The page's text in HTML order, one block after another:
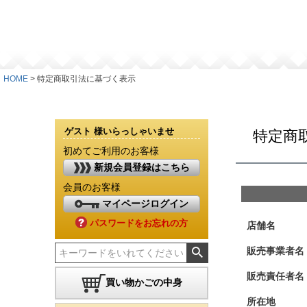
HOME 特定商取引法に基づく表示
ゲスト 様いらっしゃいませ
初めてご利用のお客様
新規会員登録はこちら
会員のお客様
マイページログイン
パスワードをお忘れの方
買い物かごの中身
特定商
店舗名
販売事業者名
販売責任者名
所在地